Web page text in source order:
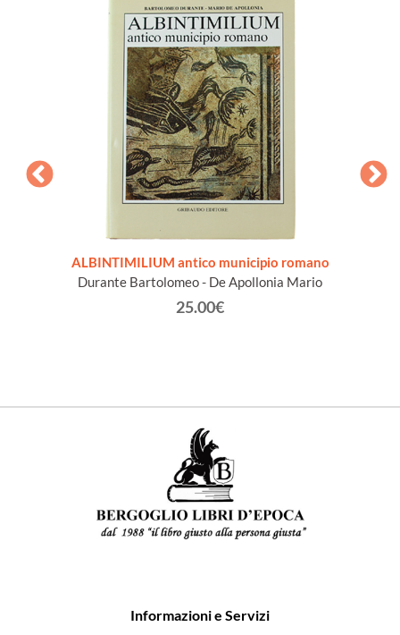
ALBINTIMILIUM antico municipio romano
Durante Bartolomeo - De Apollonia Mario
25.00€
Informazioni e Servizi